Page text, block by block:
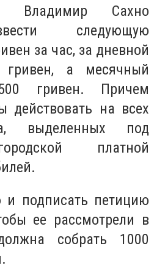
Владимир Сахно
следующую
за час, за дневной
а месячный
гривен. Причем
действовать на всех
выделенных под
платной
подписать петицию
ее рассмотрели в
собрать 1000